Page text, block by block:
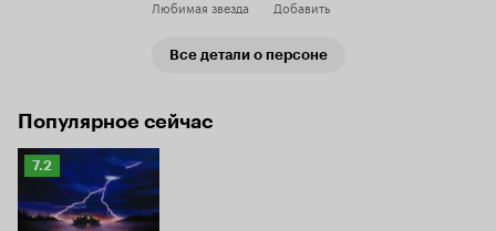
Любимая звезда Добавить
Все детали о персоне
Популярное сейчас
Рейтинг
Кинопоиска
7.2
7.2